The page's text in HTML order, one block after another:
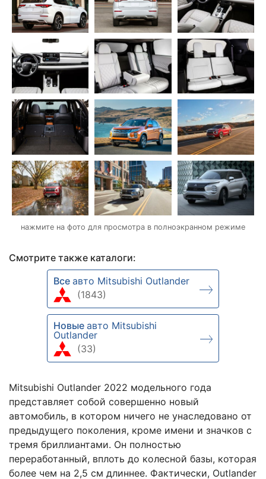
нажмите на фото для просмотра в полноэкранном режиме
Смотрите также каталоги:
Все авто Mitsubishi Outlander
(1843)
Новые авто Mitsubishi
Outlander
(33)
Mitsubishi Outlander 2022 модельного года
представляет собой совершенно новый
автомобиль, в котором ничего не унаследовано от
предыдущего поколения, кроме имени и значков с
тремя бриллиантами. Он полностью
переработанный, вплоть до колесной базы, которая
более чем на 2,5 см длиннее. Фактически, Outlander